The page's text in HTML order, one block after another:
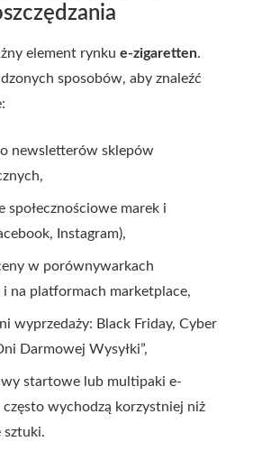
element rynku e-zigaretten.
sposobów, aby znaleźć
newsletterów sklepów
społecznościowe marek i
Instagram),
w porównywarkach
na platformach marketplace,
wyprzedaży: Black Friday, Cyber
Darmowej Wysyłki”,
startowe lub multipaki e-
wychodzą korzystniej niż
sztuki.